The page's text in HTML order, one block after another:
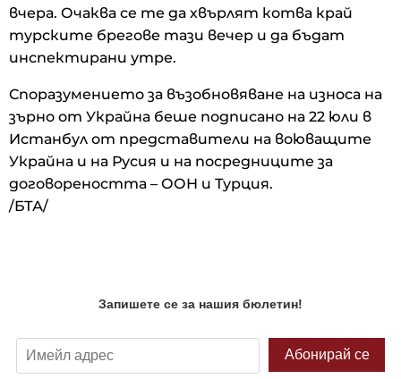
вчера. Очаква се те да хвърлят котва край
турските брегове тази вечер и да бъдат
инспектирани утре.
Споразумението за възобновяване на износа на
зърно от Украйна беше подписано на 22 юли в
Истанбул от представители на воюващите
Украйна и на Русия и на посредниците за
договореността – ООН и Турция.
/БТА/